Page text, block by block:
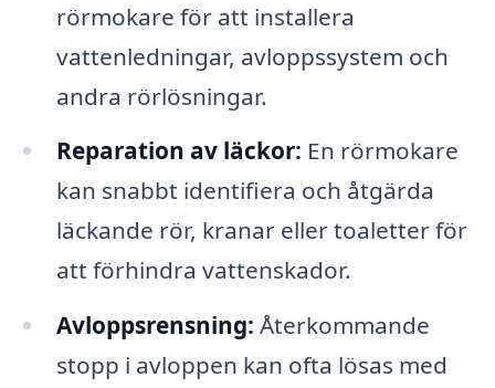
rörmokare för att installera
vattenledningar, avloppssystem och
andra rörlösningar.
Reparation av läckor: En rörmokare
kan snabbt identifiera och åtgärda
läckande rör, kranar eller toaletter för
att förhindra vattenskador.
Avloppsrensning: Återkommande
stopp i avloppen kan ofta lösas med